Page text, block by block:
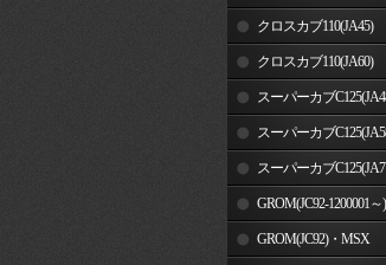
クロスカブ110(JA45)
クロスカブ110(JA60)
スーパーカブ
スーパーカブ
スーパーカブ
GROM(JC92-1200001～)
GROM(JC92)・MSX